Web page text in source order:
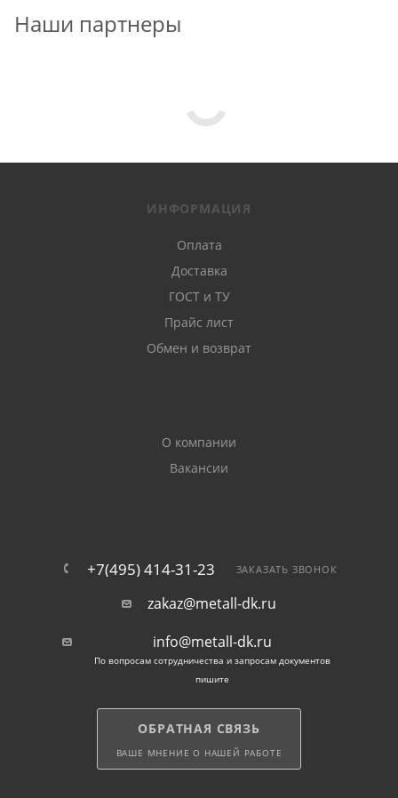
Наши партнеры
ИНФОРМАЦИЯ
Оплата
Доставка
ГОСТ и ТУ
Прайс лист
Обмен и возврат
О компании
Вакансии
+7(495) 414-31-23 ЗАКАЗАТЬ ЗВОНОК
zakaz@metall-dk.ru
info@metall-dk.ru
По вопросам сотрудничества и запросам документов
пишите
ОБРАТНАЯ СВЯЗЬ
ВАШЕ МНЕНИЕ О НАШЕЙ РАБОТЕ